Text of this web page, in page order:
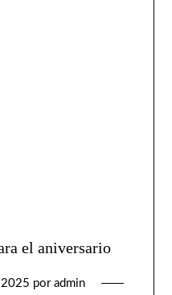
el aniversario
por admin